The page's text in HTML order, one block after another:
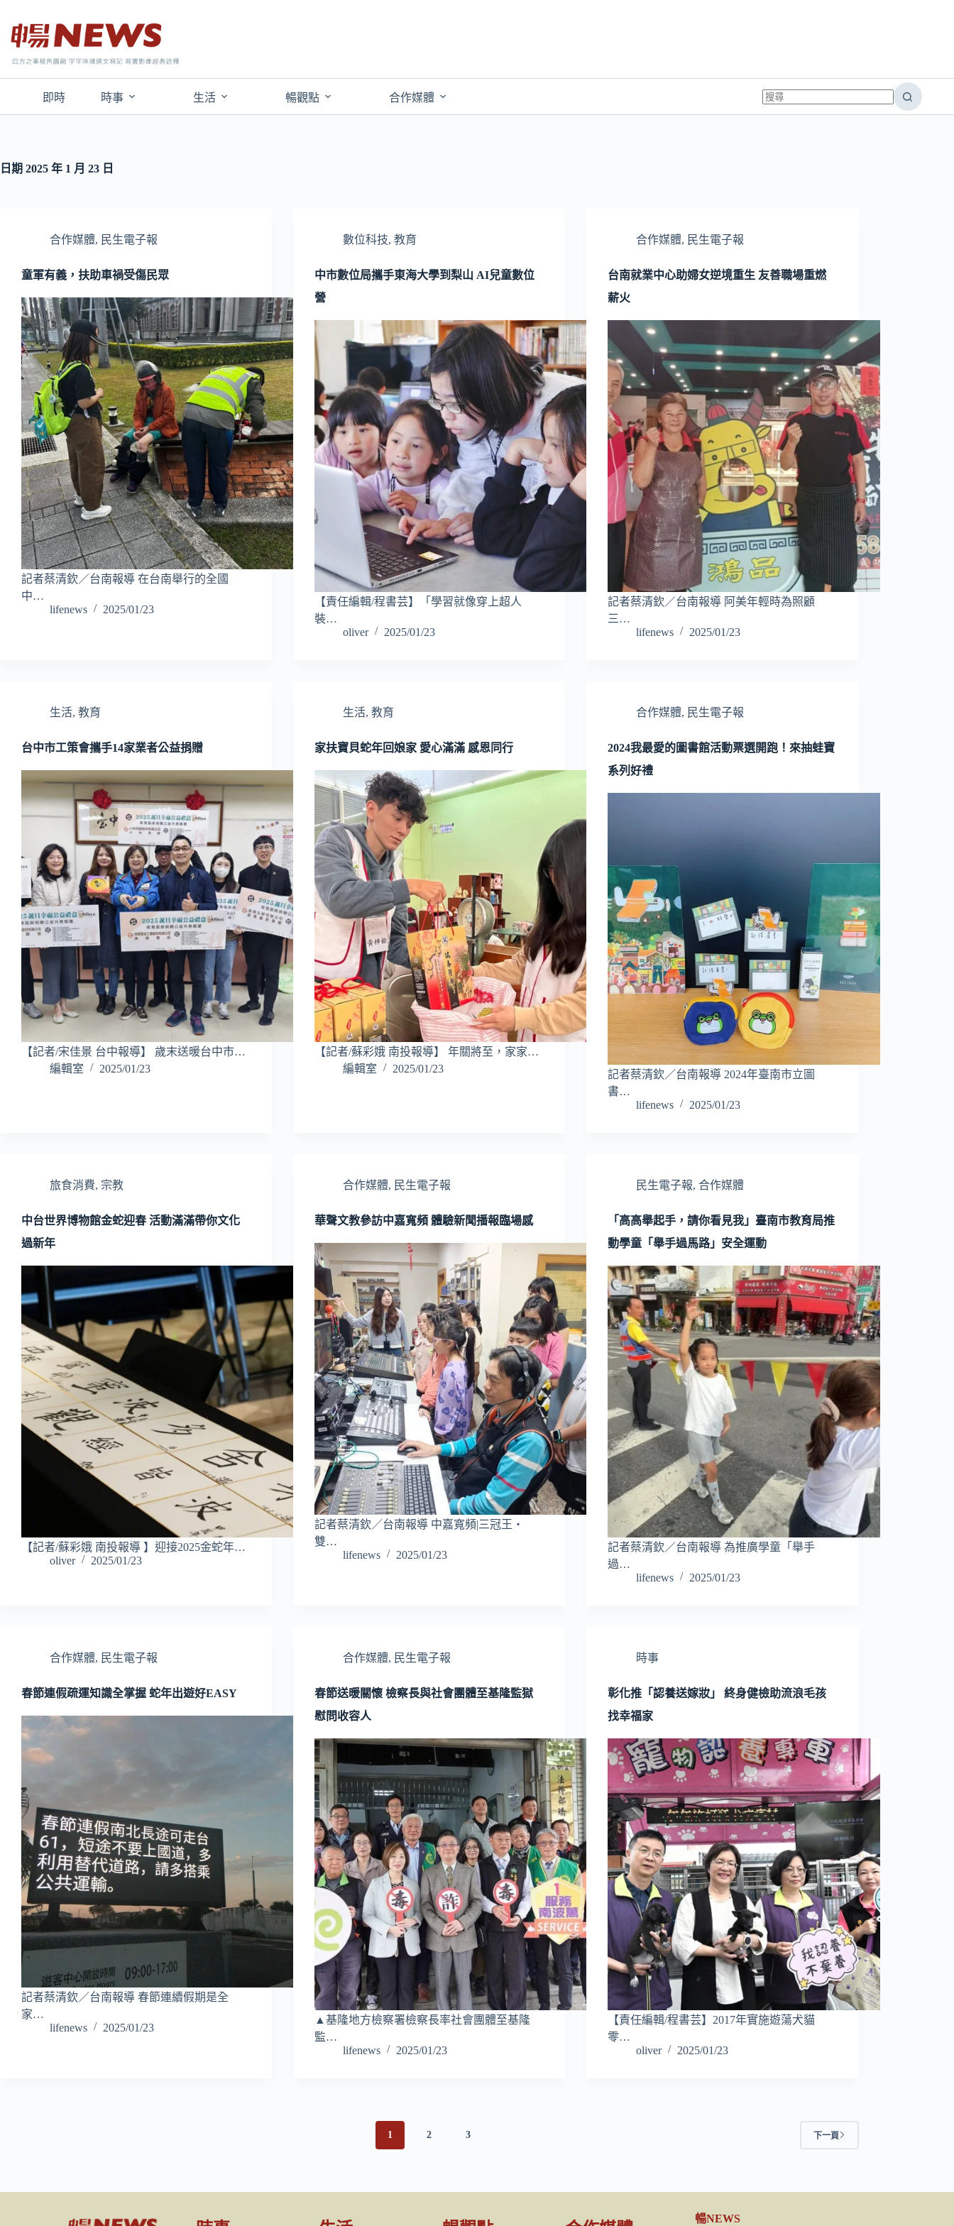
即時 時事 生活 暢觀點 合作媒體
日期 2025 年 1 月 23 日
合作媒體, 民生電子報
童軍有義，扶助車禍受傷民眾
記者蔡清欽／台南報導 在台南舉行的全國
中…
lifenews
2025/01/23
數位科技,教育
中市數位局攜手東海大學到梨山 AI兒童數位
營
【責任編輯/程書芸】「學習就像穿上超人
裝…
oliver
2025/01/23
合作媒體, 民生電子報
台南就業中心助婦女逆境重生 友善職場重燃
薪火
記者蔡清欽／台南報導 阿美年輕時為照顧
三…
lifenews
2025/01/23
生活, 教育
台中市工策會攜手14家業者公益捐贈
【記者/宋佳景 台中報導】 歲末送暖台中市…
編輯室
2025/01/23
生活,教育
家扶寶貝蛇年回娘家 愛心滿滿 感恩同行
【記者/蘇彩娥 南投報導】 年關將至，家家…
編輯室
2025/01/23
合作媒體, 民生電子報
2024我最愛的圖書館活動票選開跑！來抽蛙寶
系列好禮
記者蔡清欽／台南報導 2024年臺南市立圖
書…
lifenews
2025/01/23
旅食消費, 宗教
中台世界博物館金蛇迎春 活動滿滿帶你文化
過新年
【記者/蘇彩娥 南投報導 】迎接2025金蛇年…
oliver
2025/01/23
合作媒體, 民生電子報
華聲文教參訪中嘉寬頻 體驗新聞播報臨場感
記者蔡清欽／台南報導 中嘉寬頻|三冠王‧
雙…
lifenews
2025/01/23
民生電子報,合作媒體
「高高舉起手，請你看見我」臺南市教育局推
動學童「舉手過馬路」安全運動
記者蔡清欽／台南報導 為推廣學童「舉手
過…
lifenews
2025/01/23
合作媒體, 民生電子報
春節連假疏運知識全掌握 蛇年出遊好EASY
記者蔡清欽／台南報導 春節連續假期是全
家…
lifenews
2025/01/23
合作媒體, 民生電子報
春節送暖關懷 檢察長與社會團體至基隆監獄
慰問收容人
▲基隆地方檢察署檢察長率社會團體至基隆
監…
lifenews
2025/01/23
時事
彰化推「認養送嫁妝」 終身健檢助流浪毛孩
找幸福家
【責任編輯/程書芸】2017年實施遊蕩犬貓
零…
oliver
2025/01/23
1 2 3 下一頁
暢NEWS